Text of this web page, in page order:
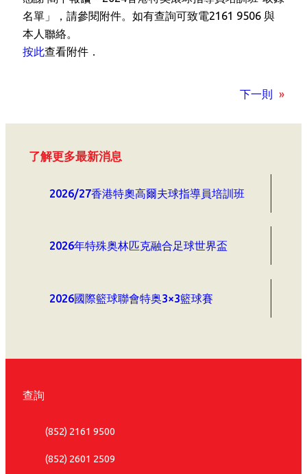
名單」，請參閱附件。如有查詢可致電2161 9506 與
本人聯絡。
按此查看附件．
下一則 »
了解更多最新消息
2026/27香港特奧高爾夫球指導員培訓班
2026年特殊奥林匹克融合足球世界盃
2026國際籃球聯會特奥3×3籃球賽
查詢
(852) 2161 9500
(852) 2601 2509